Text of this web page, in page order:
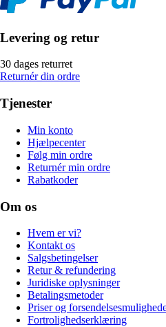
Levering og retur
30 dages returret
Returnér din ordre
Tjenester
Min konto
Hjælpecenter
Følg min ordre
Returnér min ordre
Rabatkoder
Om os
Hvem er vi?
Kontakt os
Salgsbetingelser
Retur & refundering
Juridiske oplysninger
Betalingsmetoder
Priser og
Fortrolighedserklæring